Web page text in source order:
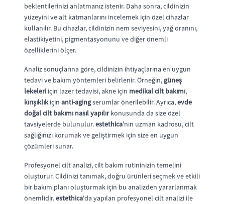
beklentilerinizi anlatmanız istenir. Daha sonra, cildinizin
yüzeyini ve alt katmanlarını incelemek için özel cihazlar
kullanılır. Bu cihazlar, cildinizin nem seviyesini, yağ oranını,
elastikiyetini, pigmentasyonunu ve diğer önemli
özelliklerini ölçer.
Analiz sonuçlarına göre, cildinizin ihtiyaçlarına en uygun
tedavi ve bakım yöntemleri belirlenir. Örneğin, güneş
lekeleri için lazer tedavisi, akne için medikal cilt bakımı,
kırışıklıkiçin anti-agingserumlar önerilebilir. Ayrıca,evde
doğal cilt bakımı nasıl yapılırkonusunda da size özel
tavsiyelerde bulunulur.estethica'nın uzman kadrosu, cilt
sağlığınızı korumak ve geliştirmek için size en uygun
çözümleri sunar.
Profesyonel cilt analizi, cilt bakım rutininizin temelini
oluşturur. Cildinizi tanımak, doğru ürünleri seçmek ve etkili
bir bakım planı oluşturmak için bu analizden yararlanmak
önemlidir.estethica'da yapılan profesyonel cilt analizi ile